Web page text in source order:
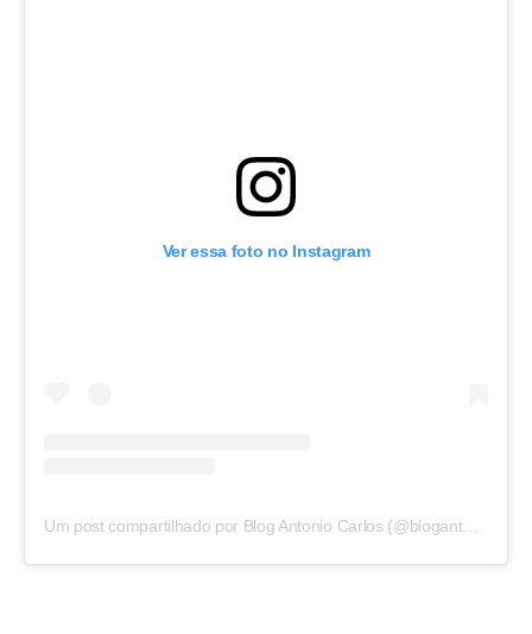
Ver essa foto no Instagram
Um post compartilhado por Blog Antonio Carlos (@blogantoniocarlos)